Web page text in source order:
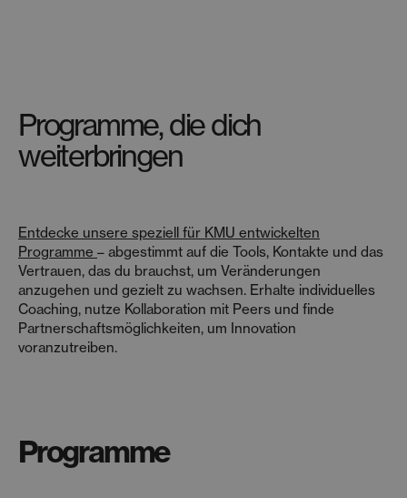
Programme, die dich
weiterbringen
Entdecke unsere speziell für KMU entwickelten
Programme – abgestimmt auf die Tools, Kontakte und das
Vertrauen, das du brauchst, um Veränderungen
anzugehen und gezielt zu wachsen. Erhalte individuelles
Coaching, nutze Kollaboration mit Peers und finde
Partnerschaftsmöglichkeiten, um Innovation
voranzutreiben.
Programme